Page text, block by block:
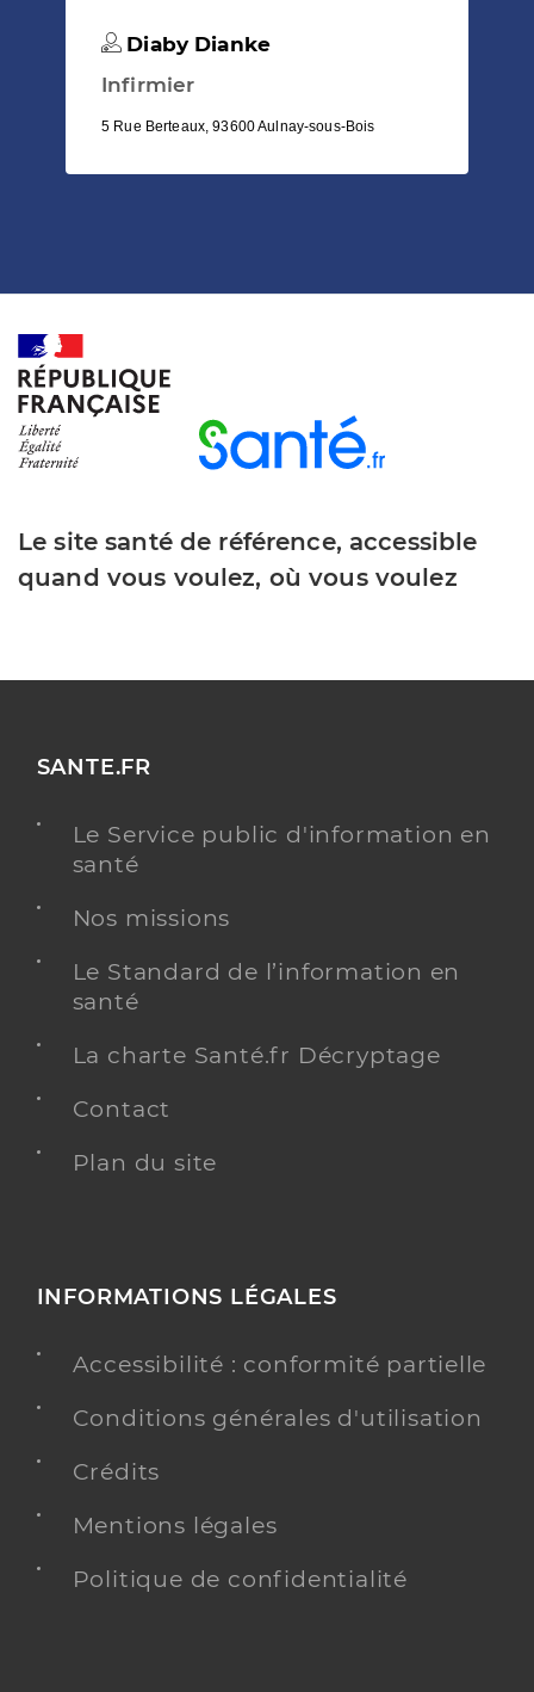
Diaby Dianke
Infirmier
5 Rue Berteaux, 93600 Aulnay-sous-Bois
Le site santé de référence, accessible
quand vous voulez, où vous voulez
SANTE.FR
Le Service public d'information en
santé
Nos missions
Le Standard de l’information en
santé
La charte Santé.fr Décryptage
Contact
Plan du site
INFORMATIONS LÉGALES
Accessibilité : conformité partielle
Conditions générales d'utilisation
Crédits
Mentions légales
Politique de confidentialité